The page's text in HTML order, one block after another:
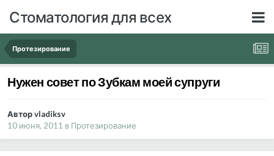
Стоматология для всех
Протезирование
Нужен совет по Зубкам моей супруги
Автор vladiksv
10 июня, 2011 в Протезирование